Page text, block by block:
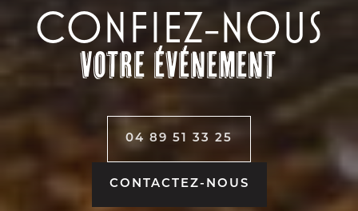
CONFIEZ-NOUS
votre événement
04 89 51 33 25
CONTACTEZ-NOUS